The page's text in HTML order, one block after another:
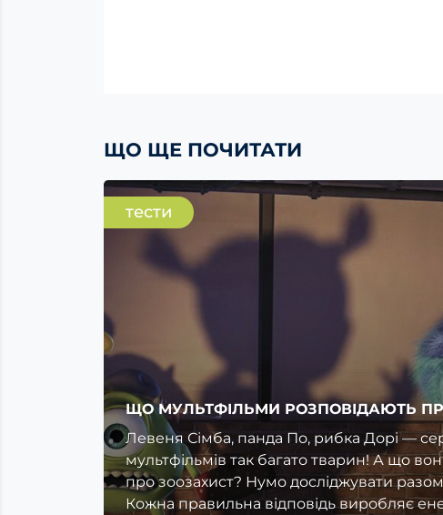
ЩО ЩЕ ПОЧИТАТИ
тести
ЩО МУЛЬТФІЛЬМИ РОЗПОВІДАЮТЬ
Левеня Сімба, панда По, рибка Дорі —
мультфільмів так багато тварин! А що
про зоозахист? Нумо досліджувати разом
Кожна правильна відповідь виробляє